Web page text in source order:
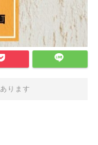
ります